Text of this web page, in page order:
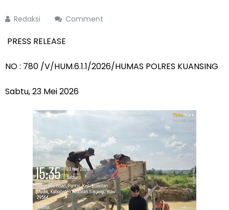
Redaksi Comment
PRESS RELEASE
NO : 780 /V/HUM.6.1.1/2026/HUMAS POLRES KUANSING
Sabtu, 23 Mei 2026